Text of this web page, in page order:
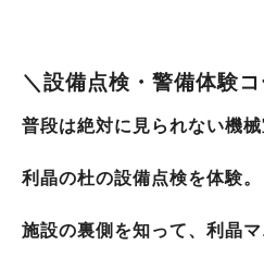
＼ 設備点検・警備体験コ
普段は絶対に見られない機械
利晶の杜の設備点検を体験。
施設の裏側を知って、利晶マ